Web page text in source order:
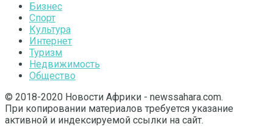
Бизнес
Спорт
Культура
Интернет
Туризм
Недвижимость
Общество
© 2018-2020 Новости Африки - newssahara.com.
При копировании материалов требуется указание
активной и индексируемой ссылки на сайт.